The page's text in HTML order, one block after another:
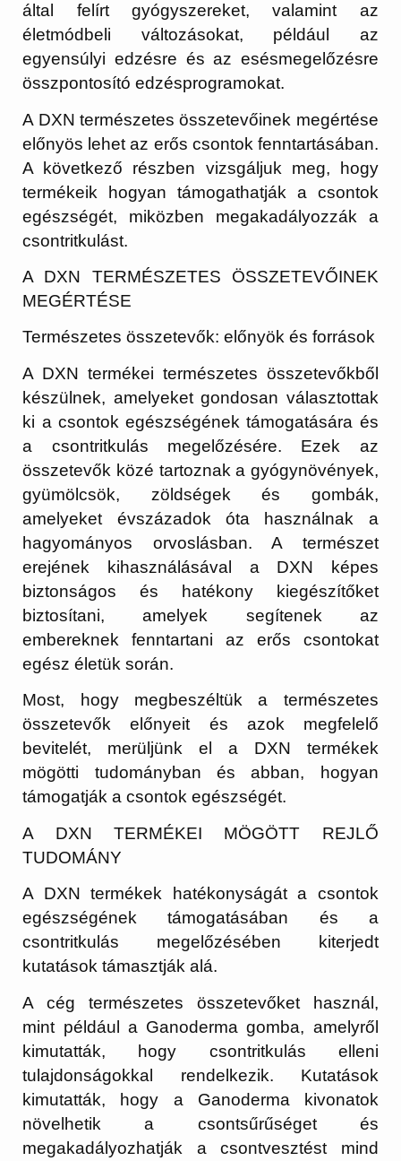
által felírt gyógyszereket, valamint az
életmódbeli változásokat, például az
egyensúlyi edzésre és az esésmegelőzésre
összpontosító edzésprogramokat.
A DXN természetes összetevőinek megértése
előnyös lehet az erős csontok fenntartásában.
A következő részben vizsgáljuk meg, hogy
termékeik hogyan támogathatják a csontok
egészségét, miközben megakadályozzák a
csontritkulást.
A DXN TERMÉSZETES ÖSSZETEVŐINEK
MEGÉRTÉSE
Természetes összetevők: előnyök és források
A DXN termékei természetes összetevőkből
készülnek, amelyeket gondosan választottak
ki a csontok egészségének támogatására és
a csontritkulás megelőzésére. Ezek az
összetevők közé tartoznak a gyógynövények,
gyümölcsök, zöldségek és gombák,
amelyeket évszázadok óta használnak a
hagyományos orvoslásban. A természet
erejének kihasználásával a DXN képes
biztonságos és hatékony kiegészítőket
biztosítani, amelyek segítenek az
embereknek fenntartani az erős csontokat
egész életük során.
Most, hogy megbeszéltük a természetes
összetevők előnyeit és azok megfelelő
bevitelét, merüljünk el a DXN termékek
mögötti tudományban és abban, hogyan
támogatják a csontok egészségét.
A DXN TERMÉKEI MÖGÖTT REJLŐ
TUDOMÁNY
A DXN termékek hatékonyságát a csontok
egészségének támogatásában és a
csontritkulás megelőzésében kiterjedt
kutatások támasztják alá.
A cég természetes összetevőket használ,
mint például a Ganoderma gomba, amelyről
kimutatták, hogy csontritkulás elleni
tulajdonságokkal rendelkezik. Kutatások
kimutatták, hogy a Ganoderma kivonatok
növelhetik a csontsűrűséget és
megakadályozhatják a csontvesztést mind